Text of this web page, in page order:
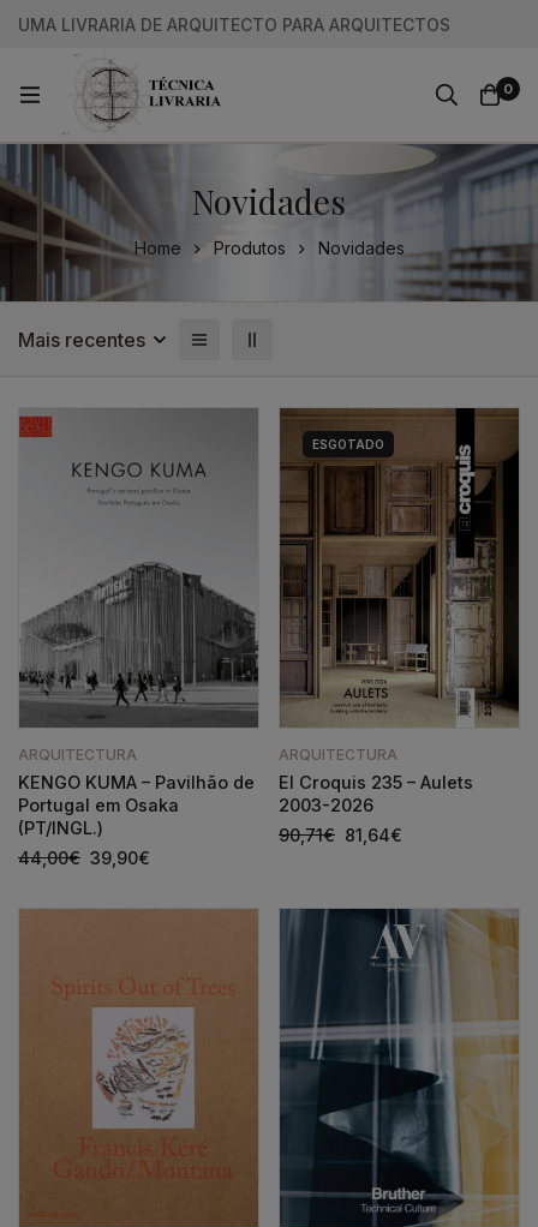
UMA LIVRARIA DE ARQUITECTO PARA ARQUITECTOS
0
Home Produtos Novidades
Novidades
Mais recentes
ARQUITECTURA
KENGO KUMA – Pavilhão de
Portugal em Osaka
(PT/INGL.)
44,00€ 39,90€
ESGOTADO
ARQUITECTURA
El Croquis 235 – Aulets
2003-2026
90,71€ 81,64€